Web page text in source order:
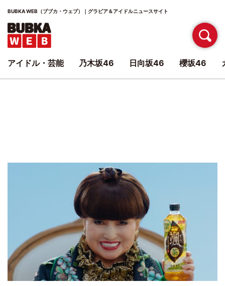
BUBKA WEB（ブブカ・ウェブ）｜グラビア＆アイドルニュースサイト
アイドル・芸能 乃木坂46 日向坂46 櫻坂46